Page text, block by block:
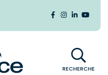
Lien vers le
Lien vers le
Lien vers
Lien
RECHERCHE